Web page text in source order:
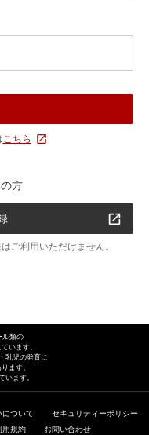
こちら
方
ご利用いただけません。
ル類の
います。
乳児の発育に
ます。
います。
について
セキュリティーポリシー
用規約 お問い合わせ